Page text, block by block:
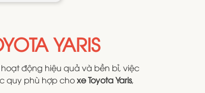
YARIS
động hiệu quả và bền bỉ, việc
quy phù hợp choxe Toyota Yaris,